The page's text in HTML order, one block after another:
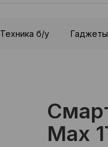
Техника б/у Гаджеты
Max